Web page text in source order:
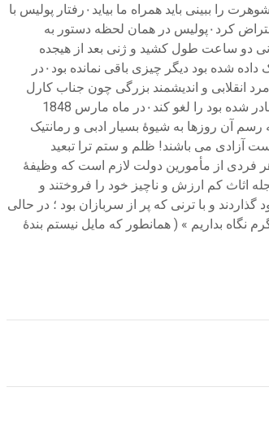
کشور بلژیک ارایه دهد؛ توقیفش کردند۰ژنی همسر مارکس نزد وکیل رفته بود و هنگام بازگشت در مقابل خود پولیس را دید که به ژنی گفت که اگر می خواهی شوهرت را ببینی باید همراه ما بیاید۰رفتار پولیس با
همسر مارکس بسیار خشن و بی ادبانه و گستاخانه بود تا آنجا که یکی از کمونیست های بلژیکی که ژنی را همراهی می کرد نسبت به این رفتار ناهنجار پولیس اعتراض کرد۰پولیس در همان لحظه دستور به
در آنجا بین زن‌های ولگرد و روسپی ها زندانی نمودند۰پرسش و پاسخ پولیس از ژنی دو ساعت طول کشید و ژنی بعد از هیجده
ساعت حبس آزاد شد و نزد سه کودک کوچک و بیمار خود رفت۰چند ساعت بعد مارکس نیز از زندان آزاد شد۰از ۲۴ ساعتی که برای خارج شدن مارکس از بلژیک داده شده بود دیگر چیزی باقی نمانده بود۰در
انقلابی و اندیشمند بزرگی چون جناب کارل
مارکس نبود۰مارکس پیش از زندان شدن در بلژیک از دولت فرانسه خواسته بود که فرمان اخراج او‌ را از کشور فرانسه که در زمان حکومت « لوئی فیلیپ» صادر شده بود را لغو کند۰در ماه مارس 1848
فرانسه که سر دبیر روزنامهٔ « لارفورم » بود نامهٔ برای مارکس فرستاد ‌و مارکس را به پاریس دعوت نمود۰این نامه به رسم آن روزها به شیوهٔ بسیار ادبی و رمانتیک
آزادی می باشند! ظلم و ستم ترا تبعید
هر فردی از مأمورین دولت لازم است که وظیفهٔ
اثاث کم ارزش و ناچیز خود را فروختند و‌
و با ترنی که پر از سربازان بود ؛ در حالی
بداریم » ( همانطور که مایل نیستم بندهٔ